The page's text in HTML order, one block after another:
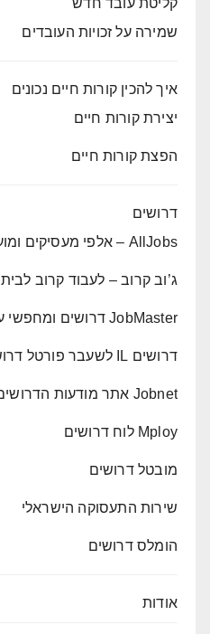
שמירה על זכויות העובדים
איך להכין קורות חיים נכונים
יצירת קורות חיים
הפצת קורות חיים
דרושים
AllJobs – אלפי מעסיקים ומועמדים
ג’וב קרוב – לעבוד קרוב לבית
JobMaster דרושים ומחפשי עבודה
דרושים IL לשעבר פורטל דרושים
Jobnet אתר מודעות הדרושים
Mploy לוח דרושים
מובטל דרושים
שירות התעסוקה הישראלי
הומלס דרושים
אודות